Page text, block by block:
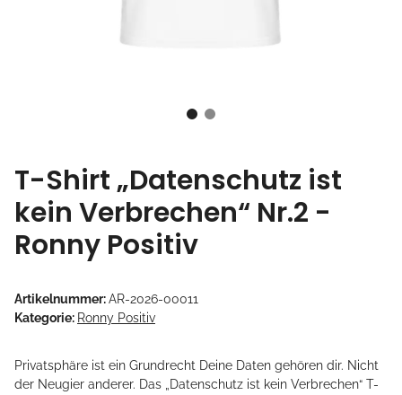
T-Shirt „Datenschutz ist
kein Verbrechen“ Nr.2 -
Ronny Positiv
Artikelnummer:AR-2026-00011
Kategorie: Ronny Positiv
Privatsphäre ist ein Grundrecht Deine Daten gehören dir. Nicht
der Neugier anderer. Das „Datenschutz ist kein Verbrechen“ T-